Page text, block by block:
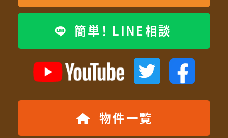
簡単！ LINE相談
物件一覧